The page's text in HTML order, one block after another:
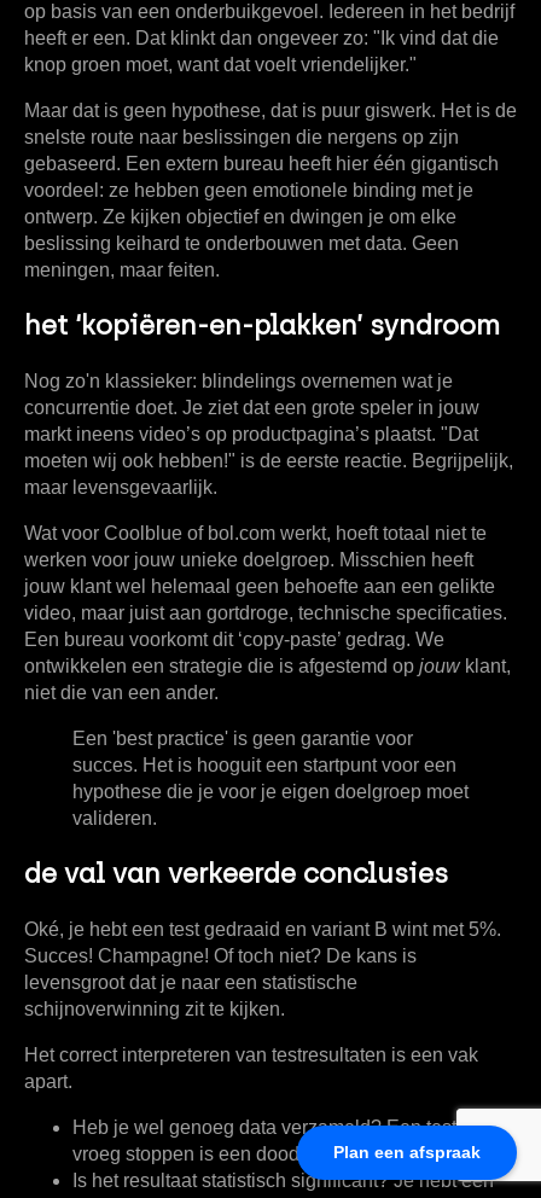
Plan een afspraak
op basis van een onderbuikgevoel. Iedereen in het bedrijf
heeft er een. Dat klinkt dan ongeveer zo: "Ik vind dat die
knop groen moet, want dat voelt vriendelijker."
Maar dat is geen hypothese, dat is puur giswerk. Het is de
snelste route naar beslissingen die nergens op zijn
gebaseerd. Een extern bureau heeft hier één gigantisch
voordeel: ze hebben geen emotionele binding met je
ontwerp. Ze kijken objectief en dwingen je om elke
beslissing keihard te onderbouwen met data. Geen
meningen, maar feiten.
het ‘kopiëren-en-plakken’ syndroom
Nog zo'n klassieker: blindelings overnemen wat je
concurrentie doet. Je ziet dat een grote speler in jouw
markt ineens video’s op productpagina’s plaatst. "Dat
moeten wij ook hebben!" is de eerste reactie. Begrijpelijk,
maar levensgevaarlijk.
Wat voor Coolblue of bol.com werkt, hoeft totaal niet te
werken voor jouw unieke doelgroep. Misschien heeft
jouw klant wel helemaal geen behoefte aan een gelikte
video, maar juist aan gortdroge, technische specificaties.
Een bureau voorkomt dit ‘copy-paste’ gedrag. We
ontwikkelen een strategie die is afgestemd op jouwklant,
niet die van een ander.
Een 'best practice' is geen garantie voor
succes. Het is hooguit een startpunt voor een
hypothese die je voor je eigen doelgroep moet
valideren.
de val van verkeerde conclusies
Oké, je hebt een test gedraaid en variant B wint met 5%.
Succes! Champagne! Of toch niet? De kans is
levensgroot dat je naar een statistische
schijnoverwinning zit te kijken.
Het correct interpreteren van testresultaten is een vak
apart.
Heb je wel genoeg data verzameld?Een test te
vroeg stoppen is een doodzonde.
Is het resultaat statistisch significant?Je hebt een